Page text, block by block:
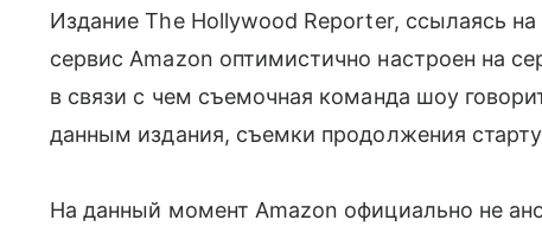
Издание The Hollywood Reporter, ссылаясь
сервис Amazon оптимистично настроен на
в связи с чем съемочная команда шоу
данным издания, съемки продолжения
На данный момент Amazon официально не